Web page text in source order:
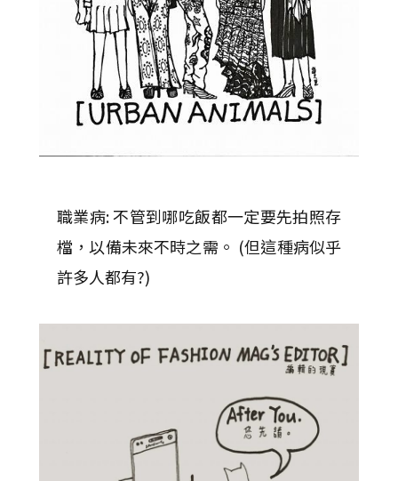
職業病: 不管到哪吃飯都一定要先拍照存
檔，以備未來不時之需。 (但這種病似乎
許多人都有?)